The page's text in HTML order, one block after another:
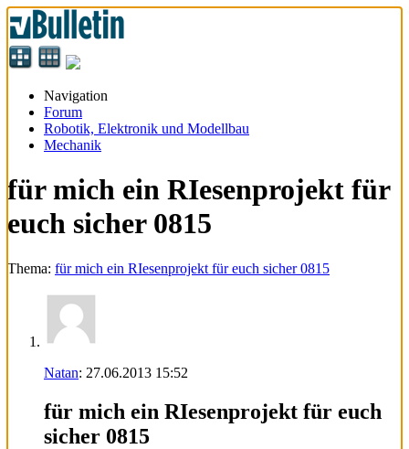
Navigation
Forum
Robotik, Elektronik und Modellbau
Mechanik
für mich ein RIesenprojekt für
euch sicher 0815
Thema: für mich ein RIesenprojekt für euch sicher 0815
Natan: 27.06.2013 15:52
für mich ein RIesenprojekt für euch
sicher 0815